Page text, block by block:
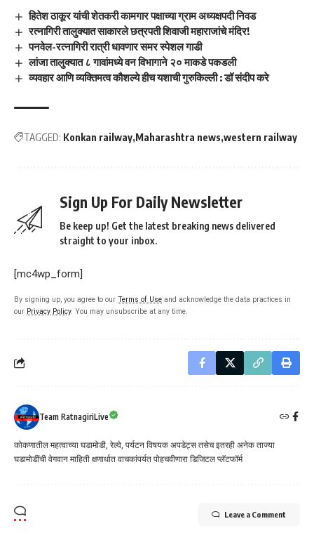
हितेश ठाकूर यांची शेतकरी कामगार पक्षाच्या ग्राम अध्यक्षपदी निवड
रत्नागिरी तालुक्यात साकारले छत्रपती शिवाजी महाराजांचे मंदिर!
पनवेल-रत्नागिरी रात्री धावणार समर स्पेशल गाडी
लांजा तालुक्यात ८ गावांमध्ये वन विभागाने २० माकडे पकडली
व्यवहार आणि व्यक्तिमत्व कौशल्ये हीच यशाची गुरुकिल्ली : डॉ संदीप करे
TAGGED: Konkan railway Maharashtra news western railway
Sign Up For Daily Newsletter
Be keep up! Get the latest breaking news delivered
straight to your inbox.
[mc4wp_form]
By signing up, you agree to our Terms of Use and acknowledge the data practices in
our Privacy Policy. You may unsubscribe at any time.
Team RatnagiriLive
कोकणातील महत्वाच्या घडामोडी, रेल्वे, पर्यटन विषयक अपडेट्स तसेच इतरही अनेक ताज्या
घडामोडींची वेगवान माहिती क्षणार्धात वाचकांपर्यत पोहचवीणारा डिजिटल प्लॅटफॉर्म
Leave a Comment